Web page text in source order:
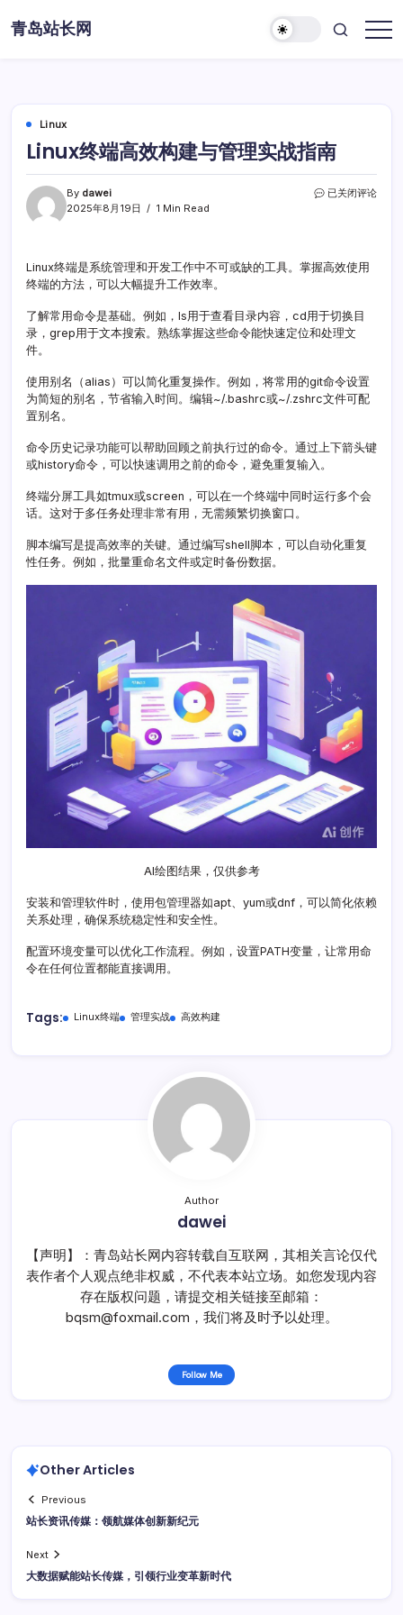
to青岛站长网
Linux
Linux终端高效构建与管理实战指南
By dawei
2025年8月19日
1 Min Read
Linux
构
管
理
指
南
已关闭评论
Linux终端是系统管理和开发工作中不可或缺的工具。掌握高效使用
终端的方法，可以大幅提升工作效率。
了解常用命令是基础。例如，ls用于查看目录内容，cd用于切换目
录，grep用于文本搜索。熟练掌握这些命令能快速定位和处理文
件。
使用别名（alias）可以简化重复操作。例如，将常用的git命令设置
为简短的别名，节省输入时间。编辑~/.bashrc或~/.zshrc文件可配
置别名。
命令历史记录功能可以帮助回顾之前执行过的命令。通过上下箭头键
或history命令，可以快速调用之前的命令，避免重复输入。
终端分屏工具如tmux或screen，可以在一个终端中同时运行多个会
话。这对于多任务处理非常有用，无需频繁切换窗口。
脚本编写是提高效率的关键。通过编写shell脚本，可以自动化重复
性任务。例如，批量重命名文件或定时备份数据。
AI绘图结果，仅供参考
安装和管理软件时，使用包管理器如apt、yum或dnf，可以简化依赖
关系处理，确保系统稳定性和安全性。
配置环境变量可以优化工作流程。例如，设置PATH变量，让常用命
令在任何位置都能直接调用。
Tags: Linux终端 管理实战 高效构建
Author
dawei
【声明】：青岛站长网内容转载自互联网，其相关言论仅代
表作者个人观点绝非权威，不代表本站立场。如您发现内容
存在版权问题，请提交相关链接至邮箱：
bqsm@foxmail.com，我们将及时予以处理。
Follow Me
Other Articles
Previous
站长资讯传媒：领航媒体创新新纪元
Next
大数据赋能站长传媒，引领行业变革新时代